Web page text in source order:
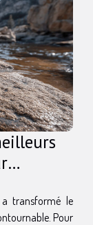
transformé le
Pour